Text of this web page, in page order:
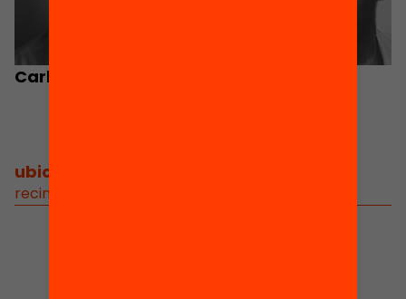
Carlos Ortiz
ubicació
recinte modernista de sant pau / sala pau gil